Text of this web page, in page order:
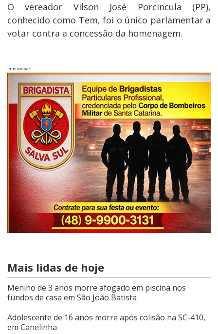
O vereador Vilson José Porcincula (PP),
conhecido como Tem, foi o único parlamentar a
votar contra a concessão da homenagem.
Publicidade
Mais lidas de hoje
Menino de 3 anos morre afogado em piscina nos
fundos de casa em São João Batista
Adolescente de 16 anos morre após colisão na SC-410,
em Canelinha